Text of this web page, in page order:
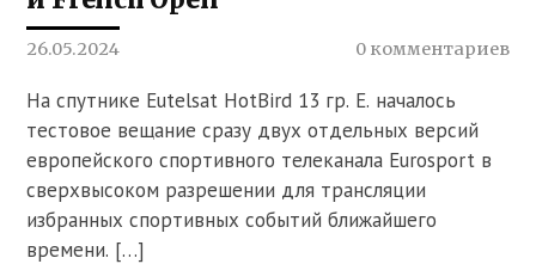
26.05.2024 0 комментариев
На спутнике Eutelsat HotBird 13 гр. E. началось
тестовое вещание сразу двух отдельных версий
европейского спортивного телеканала Eurosport в
сверхвысоком разрешении для трансляции
избранных спортивных событий ближайшего
времени. […]